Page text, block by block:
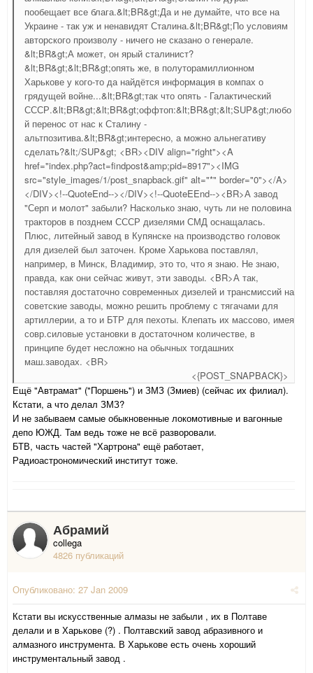
пообещает все блага.&lt;BR&gt;Да и не думайте, что все на
Украине - так уж и ненавидят Сталина.&lt;BR&gt;По условиям
авторского произволу - ничего не сказано о генерале.
&lt;BR&gt;А может, он ярый сталинист?
&lt;BR&gt;&lt;BR&gt;опять же, в полуторамиллионном
Харькове у кого-то да найдётся информация в компах о
грядущей войне...&lt;BR&gt;так что опять - Галактический
СССР.&lt;BR&gt;&lt;BR&gt;оффтоп:&lt;BR&gt;&lt;SUP&gt;любо
й перенос от нас к Сталину -
альтпозитива.&lt;BR&gt;интересно, а можно альнегативу
сделать?&lt;/SUP&gt; <BR><DIV align="right"><A
href="index.php?act=findpost&amp;pid=8917"><IMG
src="style_images/1/post_snapback.gif" alt="*" border="0"></A>
</DIV><!--QuoteEnd--></DIV><!--QuoteEEnd--><BR>А завод
"Серп и молот" забыли? Насколько знаю, чуть ли не половина
тракторов в позднем СССР дизелями СМД оснащалась.
Плюс, литейный завод в Купянске на производство головок
для дизелей был заточен. Кроме Харькова поставлял,
например, в Минск, Владимир, это то, что я знаю. Не знаю,
правда, как они сейчас живут, эти заводы. <BR>А так,
поставляя достаточно современных дизелей и трансмиссий на
советские заводы, можно решить проблему с тягачами для
артиллерии, а то и БТР для пехоты. Клепать их массово, имея
совр.силовые установки в достаточном количестве, в
принципе будет несложно на обычных тогдашних
маш.заводах. <BR>
<{POST_SNAPBACK}>
Ещё "Автрамат" ("Поршень") и ЗМЗ (Змиев) (сейчас их филиал).
Кстати, а что делал ЗМЗ?
И не забываем самые обыкновенные локомотивные и вагонные
депо ЮЖД. Там ведь тоже не всё разворовали.
БТВ, часть частей "Хартрона" ещё работает,
Радиоастрономический институт тоже.
Абрамий
collega
4826 публикаций
Опубликовано: 27 Jan 2009
Кстати вы искусственные алмазы не забыли , их в Полтаве
делали и в Харькове (?) . Полтавский завод абразивного и
алмазного инструмента. В Харькове есть очень хороший
инструментальный завод .